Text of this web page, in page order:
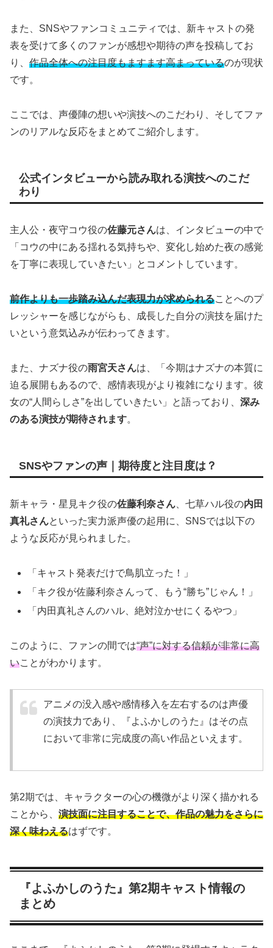
また、SNSやファンコミュニティでは、新キャストの発
表を受けて多くのファンが感想や期待の声を投稿してお
り、 作品全体への注目度もますます高まっているのが現状
です。
ここでは、声優陣の想いや演技へのこだわり、そしてファ
ンのリアルな反応をまとめてご紹介します。
公式インタビューから読み取れる演技へのこだ
わり
主人公・夜守コウ役の佐藤元さんは、インタビューの中で
「コウの中にある揺れる気持ちや、変化し始めた夜の感覚
を丁寧に表現していきたい」とコメントしています。
前作よりも一歩踏み込んだ表現力が求められることへのプ
レッシャーを感じながらも、成長した自分の演技を届けた
いという意気込みが伝わってきます。
また、ナズナ役の雨宮天さんは、「今期はナズナの本質に
迫る展開もあるので、感情表現がより複雑になります。彼
女の“人間らしさ”を出していきたい」と語っており、 深み
のある演技が期待されます。
SNSやファンの声｜期待度と注目度は？
新キャラ・星見キク役の佐藤利奈さん 、七草ハル役の内田
真礼さんといった実力派声優の起用に、SNSでは以下の
ような反応が見られました。
「キャスト発表だけで鳥肌立った！」
「キク役が佐藤利奈さんって、もう“勝ち”じゃん！」
「内田真礼さんのハル、絶対泣かせにくるやつ」
このように、ファンの間では“声”に対する信頼が非常に高
いことがわかります。
アニメの没入感や感情移入を左右するのは声優
の演技力であり、『よふかしのうた』はその点
において非常に完成度の高い作品といえます。
第2期では、キャラクターの心の機微がより深く描かれる
ことから、 演技面に注目することで、作品の魅力をさらに
深く味わえるはずです。
『よふかしのうた』第2期キャスト情報の
まとめ